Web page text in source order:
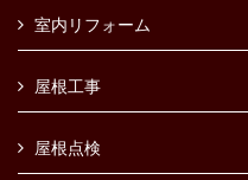
室内リフォーム
屋根工事
屋根点検